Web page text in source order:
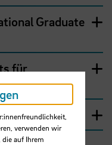
Graduate
für
verwenden wir
die auf Ihrem